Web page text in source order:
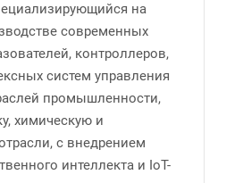
на
современных
контроллеров,
систем управления
промышленности,
химическую и
с внедрением
интеллекта и IoT-